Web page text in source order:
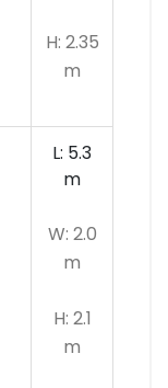
H: 2.35
m
L: 5.3
m
W: 2.0
m
H: 2.1
m